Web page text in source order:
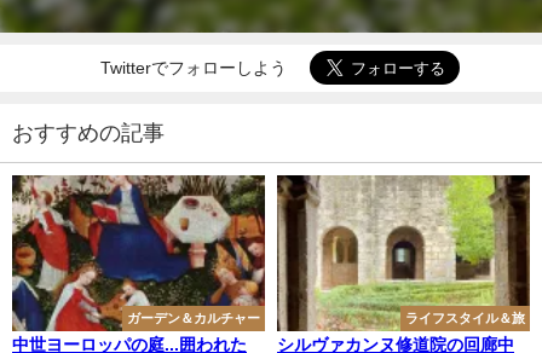
Twitterでフォローしよう
おすすめの記事
ガーデン＆カルチャー
中世ヨーロッパの庭...囲われた
ライフスタイル＆旅
シルヴァカンヌ修道院の回廊中